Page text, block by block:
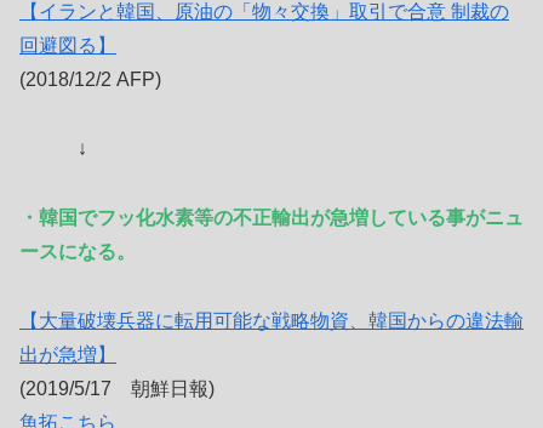
【イランと韓国、原油の「物々交換」取引で合意 制裁の
回避図る】
(2018/12/2 AFP)
↓
・韓国でフッ化水素等の不正輸出が急増している事がニュ
ースになる。
【大量破壊兵器に転用可能な戦略物資、韓国からの違法輸
出が急増】
(2019/5/17 朝鮮日報)
魚拓こちら